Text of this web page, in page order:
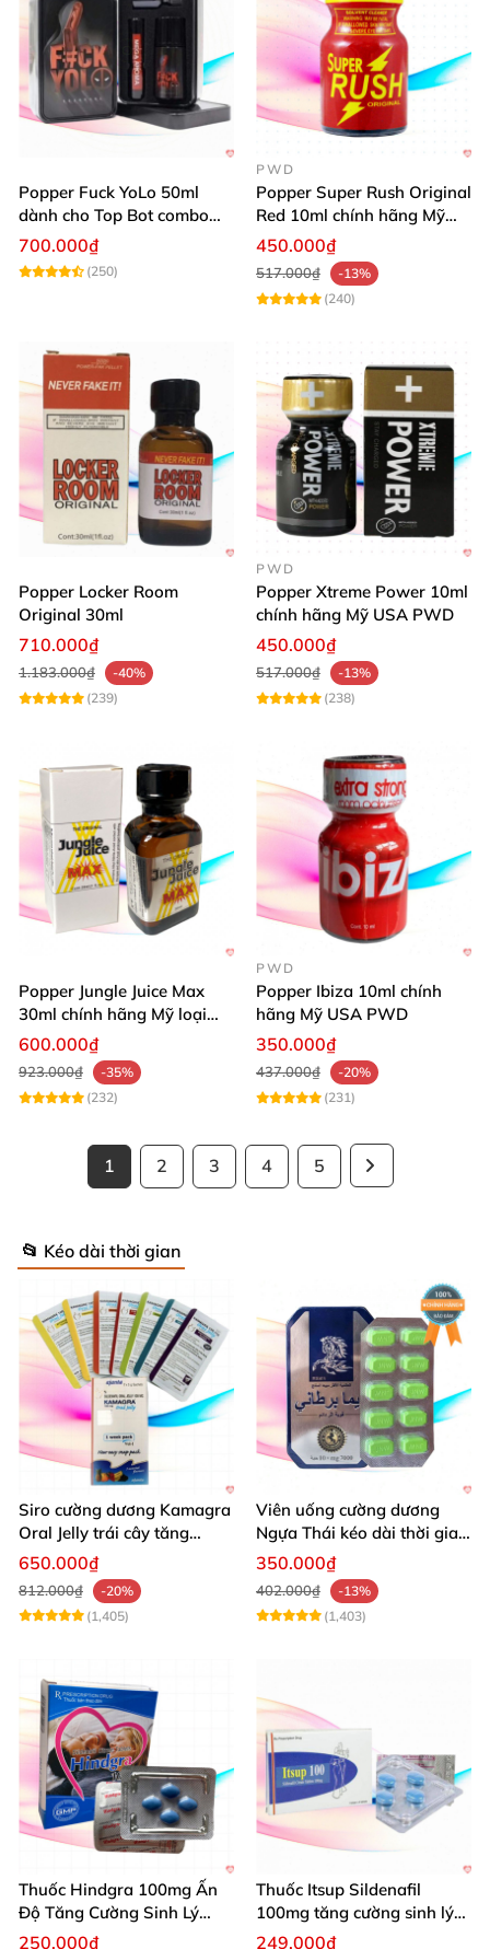
Popper Fuck YoLo 50ml
dành cho Top Bot combo
hộp thiếc 40ml + 10ml
700.000₫
(250)
PWD
Popper Super Rush Original
Red 10ml chính hãng Mỹ
USA PWD
450.000₫
517.000₫
-13%
(240)
Popper Locker Room
Original 30ml
710.000₫
1.183.000₫
-40%
(239)
PWD
Popper Xtreme Power 10ml
chính hãng Mỹ USA PWD
450.000₫
517.000₫
-13%
(238)
Popper Jungle Juice Max
30ml chính hãng Mỹ loại
mạnh cho Top Bot
600.000₫
923.000₫
-35%
(232)
PWD
Popper Ibiza 10ml chính
hãng Mỹ USA PWD
350.000₫
437.000₫
-20%
(231)
1 2 3 4 5
📂 Kéo dài thời gian
Siro cường dương Kamagra
Oral Jelly trái cây tăng
cường sinh lý nam
650.000₫
812.000₫
-20%
(1,405)
Viên uống cường dương
Ngựa Thái kéo dài thời gian
quan hệ
350.000₫
402.000₫
-13%
(1,403)
Thuốc Hindgra 100mg Ấn
Độ Tăng Cường Sinh Lý
Nam Hiệu Quả
250.000₫
Thuốc Itsup Sildenafil
100mg tăng cường sinh lý
kéo dài thời gian cho nam
249.000₫